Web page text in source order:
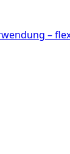
–